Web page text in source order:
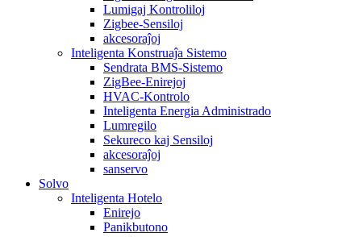
Lumigaj Kontroliloj
Zigbee-Sensiloj
akcesoraĵoj
Inteligenta Konstruaĵa Sistemo
Sendrata BMS-Sistemo
ZigBee-Enirejoj
HVAC-Kontrolo
Inteligenta Energia Administrado
Lumregilo
Sekureco kaj Sensiloj
akcesoraĵoj
sanservo
Solvo
Inteligenta Hotelo
Enirejo
Panikbutono